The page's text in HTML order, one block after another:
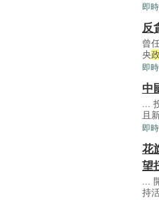
即
反
曾
央
即
中
...
且
即
花
望
...
持